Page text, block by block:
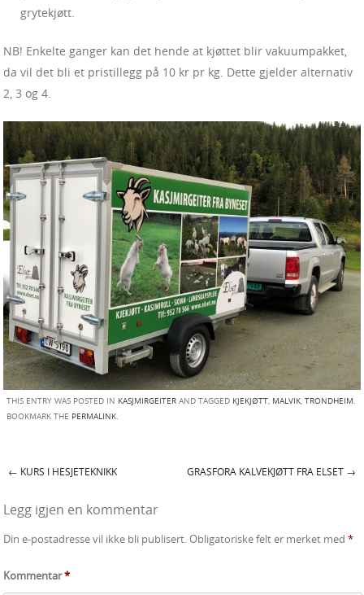
grytekjøtt.
NB! Enkelte ganger kan det hende at kjøttet blir vakuumpakket,
da vil det bli et pristillegg på 10 kr pr kg. Dette gjelder alternativ
2, 3 og 4.
THIS ENTRY WAS POSTED IN KASJMIRGEITER AND TAGGED KJEKJØTT, MALVIK, TRONDHEIM.
BOOKMARK THE PERMALINK.
Post navigation
← KURS I HESJETEKNIKK GRASFORA KALVEKJØTT FRA ELSET →
Legg igjen en kommentar
Din e-postadresse vil ikke bli publisert.Obligatoriske felt er merket med *
Kommentar*